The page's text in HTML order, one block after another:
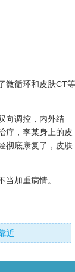
微循环和皮肤CT等
向调控，内外结
疗，李某身上的皮
彻底康复了，皮肤
加重病情。
近